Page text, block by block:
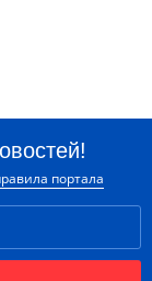
портала